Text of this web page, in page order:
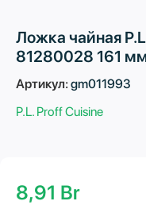
Ложка чайная
81280028 161
Артикул:gm011993
P.L. Proff Cuisine
8,91 Br